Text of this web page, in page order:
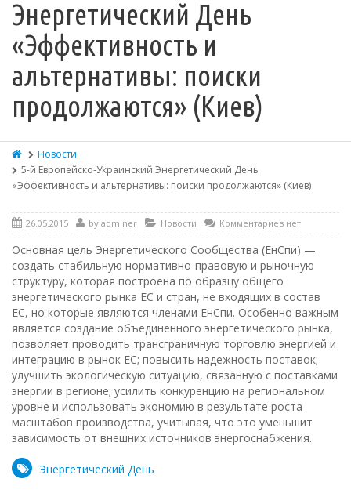
Энергетический День
«Эффективность и
альтернативы: поиски
продолжаются» (Киев)
Новости
5-й Европейско-Украинский Энергетический День
«Эффективность и альтернативы: поиски продолжаются» (Киев)
26.05.2015 by adminer Новости Комментариев нет
Основная цель Энергетического Сообщества (ЕнСпи) —
создать стабильную нормативно-правовую и рыночную
структуру, которая построена по образцу общего
энергетического рынка ЕС и стран, не входящих в состав
ЕС, но которые являются членами ЕнСпи. Особенно важным
является создание объединенного энергетического рынка,
позволяет проводить трансграничную торговлю энергией и
интеграцию в рынок ЕС; повысить надежность поставок;
улучшить экологическую ситуацию, связанную с поставками
энергии в регионе; усилить конкуренцию на региональном
уровне и использовать экономию в результате роста
масштабов производства, учитывая, что это уменьшит
зависимость от внешних источников энергоснабжения.
Энергетический День